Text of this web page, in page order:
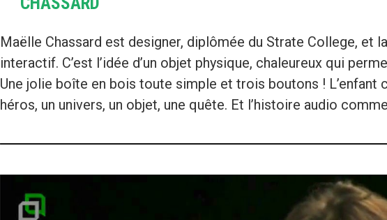
Maëlle Chassard est designer, diplômée du Strate College, et
interactif. C’est l’idée d’un objet physique, chaleureux qui
Une jolie boîte en bois toute simple et trois boutons ! L’enfant
héros, un univers, un objet, une quête. Et l’histoire audio